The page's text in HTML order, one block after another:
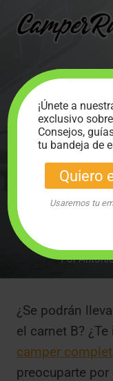
KG
B:
Por
¿Se podrán
el carnet B?
camper
preocuparte
¡Únete a
exclusivo
Consejos,
tu bandeja de
Quiero
Usaremos tu